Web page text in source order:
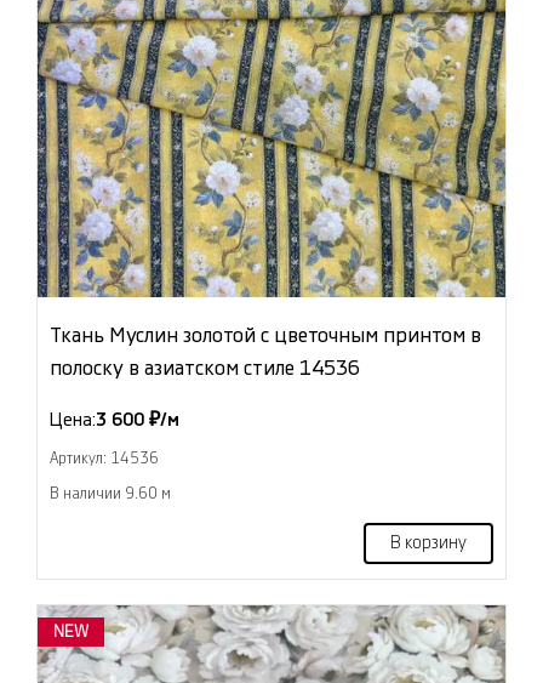
Ткань Муслин золотой с цветочным принтом в
полоску в азиатском стиле 14536
Цена:3 600 ₽/м
Артикул: 14536
В наличии 9.60 м
В корзину
NEW